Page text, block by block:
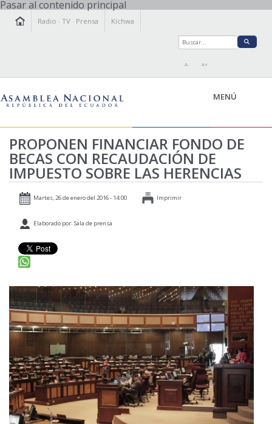
Pasar al contenido principal
Radio ·TV · Prensa Kichwa
A- A+
MENÚ
LA ASAMBLEA
LEGISLAMOS
FISCALIZAMOS
PRENSA
PARTICIPACIÓN
RELACIONES INTERNACIONALES
AGENDA
PROPONEN FINANCIAR FONDO DE
BECAS CON RECAUDACIÓN DE
IMPUESTO SOBRE LAS HERENCIAS
Martes, 26 de enero del 2016 - 14:00 Imprimir
Elaborado por: Sala de prensa